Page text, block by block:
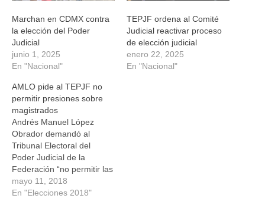
Marchan en CDMX contra
la elección del Poder
Judicial
junio 1, 2025
En "Nacional"
TEPJF ordena al Comité
Judicial reactivar proceso
de elección judicial
enero 22, 2025
En "Nacional"
AMLO pide al TEPJF no
permitir presiones sobre
magistrados
Andrés Manuel López
Obrador demandó al
Tribunal Electoral del
Poder Judicial de la
Federación “no permitir las
presiones” sobre los
magistrados para fallar en
mayo 11, 2018
En "Elecciones 2018"